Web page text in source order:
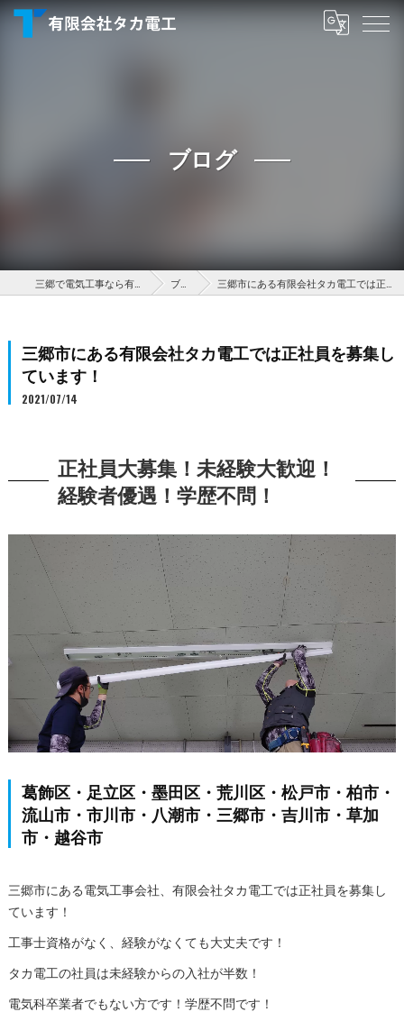
ブログ
三郷で電気工事なら有限会社タカ電工 ブログ 三郷市にある有限会社タカ電工では正社員を募集しています！
三郷市にある有限会社タカ電工では正社員を募集し
ています！
2021/07/14
正社員大募集！未経験大歓迎！
経験者優遇！学歴不問！
葛飾区・足立区・墨田区・荒川区・松戸市・柏市・
流山市・市川市・八潮市・三郷市・吉川市・草加
市・越谷市
三郷市にある電気工事会社、有限会社タカ電工では正社員を募集し
ています！
工事士資格がなく、経験がなくても大丈夫です！
タカ電工の社員は未経験からの入社が半数！
電気科卒業者でもない方です！学歴不問です！